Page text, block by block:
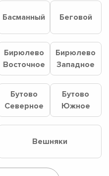
Басманный Беговой
Бирюлево
Восточное
Бирюлево
Западное
Бутово
Северное
Бутово
Южное
Вешняки